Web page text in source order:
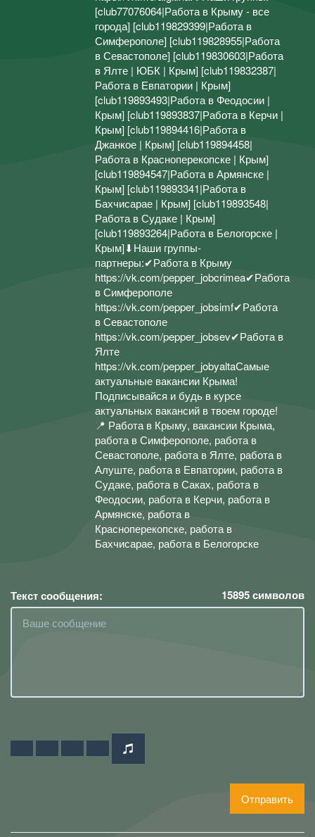
[club77076064|Работа в Крыму - все
города] [club119829399|Работа в
Симферополе] [club119828955|Работа
в Севастополе] [club119830603|Работа
в Ялте | ЮБК | Крым] [club119832387|
Работа в Евпатории | Крым]
[club119893493|Работа в Феодосии |
Крым] [club119893837|Работа в Керчи |
Крым] [club119894416|Работа в
Джанкое | Крым] [club119894458|
Работа в Красноперекопске | Крым]
[club119894547|Работа в Армянске |
Крым] [club119893341|Работа в
Бахчисарае | Крым] [club119893548|
Работа в Судаке | Крым]
[club119893264|Работа в Белогорске |
Крым]⬇Наши группы-
партнеры:✔Работа в Крыму
https://vk.com/pepper_jobcrimea✔Работа
в Симферополе
https://vk.com/pepper_jobsimf✔Работа
в Севастополе
https://vk.com/pepper_jobsev✔Работа в
Ялте
https://vk.com/pepper_jobyaltaСамые
актуальные вакансии Крыма!
Подписывайся и будь в курсе
актуальных вакансий в твоем городе!
📍 Работа в Крыму, вакансии Крыма,
работа в Симферополе, работа в
Севастополе, работа в Ялте, работа в
Алуште, работа в Евпатории, работа в
Судаке, работа в Саках, работа в
Феодосии, работа в Керчи, работа в
Армянске, работа в
Красноперекопске, работа в
Бахчисарае, работа в Белогорске
Текст сообщения: 15895символов
Отправить